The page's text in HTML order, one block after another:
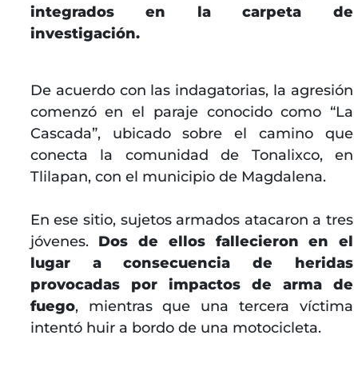
integrados en la carpeta de
investigación.
De acuerdo con las indagatorias, la agresión
comenzó en el paraje conocido como “La
Cascada”, ubicado sobre el camino que
conecta la comunidad de Tonalixco, en
Tlilapan, con el municipio de Magdalena.
En ese sitio, sujetos armados atacaron a tres
jóvenes.Dos de ellos fallecieron en el
lugar a consecuencia de heridas
provocadas por impactos de arma de
fuego, mientras que una tercera víctima
intentó huir a bordo de una motocicleta.